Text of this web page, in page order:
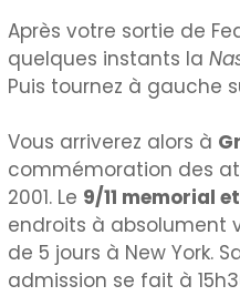
Après votre sortie de
quelques instants la
Puis tournez à gauche
Vous arriverez alors à
commémoration des
2001. Le 9/11 memorial
endroits à absolument
de 5 jours à New York.
admission se fait à